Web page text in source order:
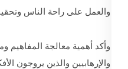
والعمل على راحة الناس
وأكد أهمية معالجة المفاهيم
والإرهابيين والذين يروجون